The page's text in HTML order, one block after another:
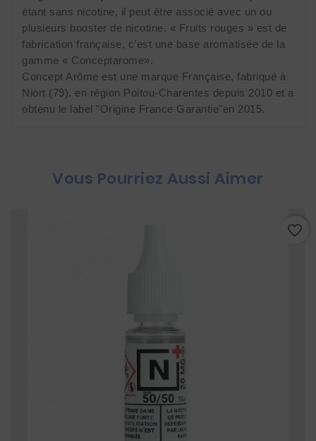
étant sans nicotine, il peut être associé avec un ou
plusieurs booster de nicotine. « Fruits rouges » est de
fabrication française, c’est une base aromatisée de la
gamme « Conceptarome».
Concept Arôme est une marque Française, fabriqué à
Niort (79), en région Poitou-Charentes depuis 2010 et a
obtenu le label "Origine France Garantie"en 2015.
Vous Pourriez Aussi Aimer
favorite_border